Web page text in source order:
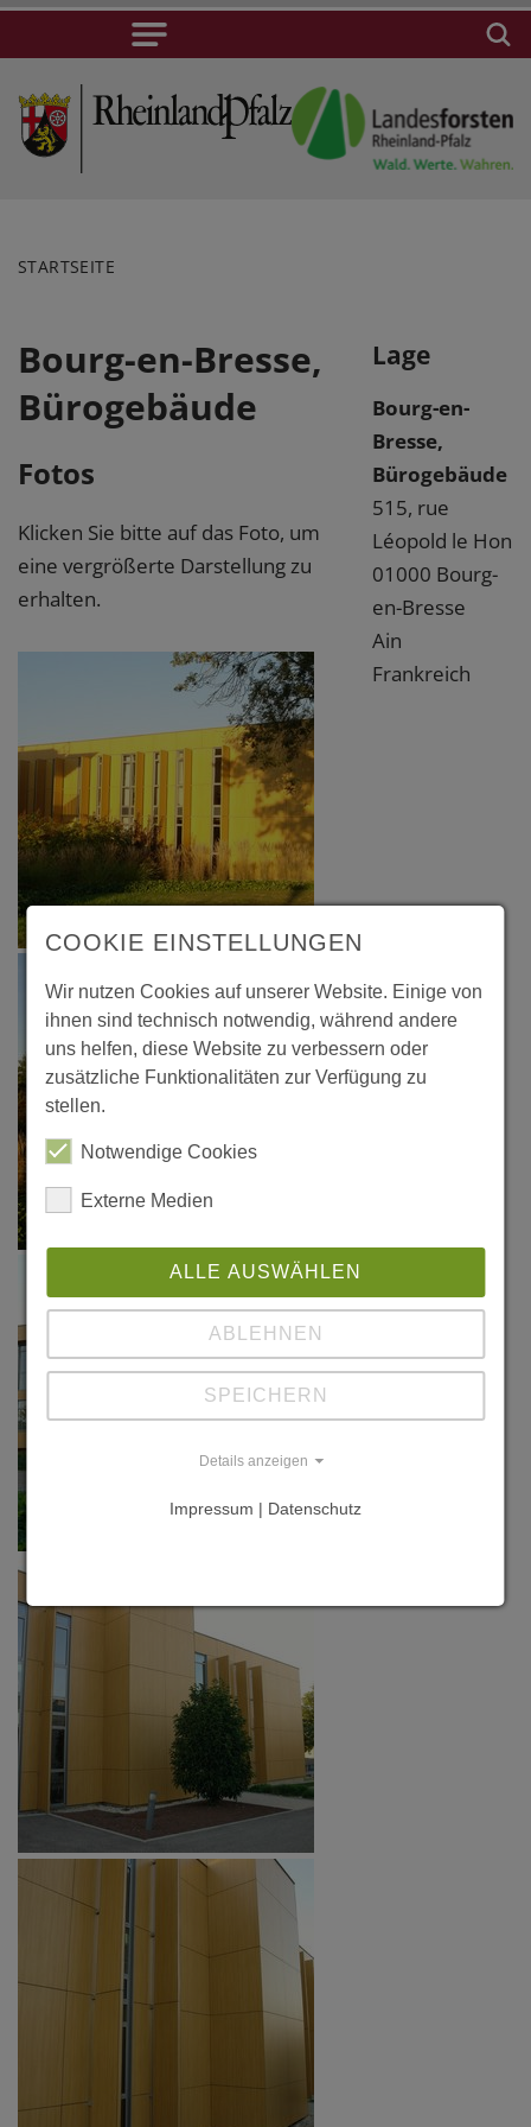
STARTSEITE
Bourg-en-Bresse,
Bürogebäude
Fotos
Klicken Sie bitte auf das Foto, um
eine vergrößerte Darstellung zu
erhalten.
Lage
Bourg-en-
Bresse,
Bürogebäude
515, rue
Léopold le Hon
01000 Bourg-
en-Bresse
Ain
Frankreich
COOKIE EINSTELLUNGEN
Wir nutzen Cookies auf unserer Website. Einige von
ihnen sind technisch notwendig, während andere
uns helfen, diese Website zu verbessern oder
zusätzliche Funktionalitäten zur Verfügung zu
stellen.
Notwendige Cookies
Externe Medien
ALLE AUSWÄHLEN
ABLEHNEN
SPEICHERN
Details anzeigen
Impressum | Datenschutz